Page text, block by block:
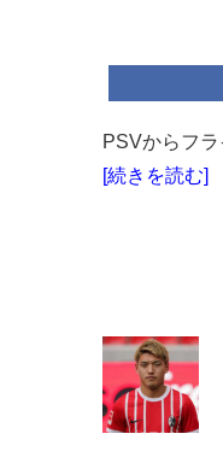
PSVからフ
[続きを読む]